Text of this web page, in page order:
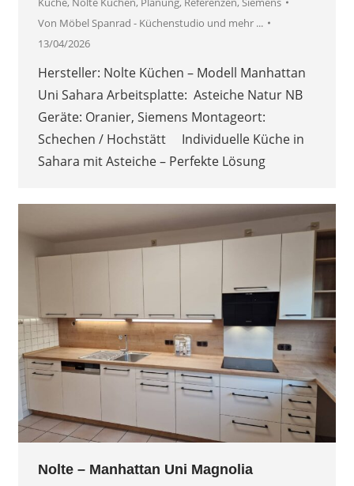
Von Möbel Spanrad - Küchenstudio und mehr ...
13/04/2026
Hersteller: Nolte Küchen – Modell Manhattan
Uni Sahara Arbeitsplatte: Asteiche Natur NB
Geräte: Oranier, Siemens Montageort:
Schechen / Hochstätt Individuelle Küche in
Sahara mit Asteiche – Perfekte Lösung
Nolte – Manhattan Uni Magnolia